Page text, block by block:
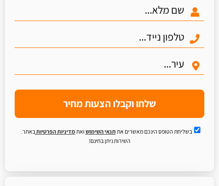
שלחו וקבלו הצעות מחיר
בשליחת הטופס הינכם מאשרים את תנאי השימוש ואתמדיניות הפרטיות באתר.
השירות ניתן בחינם!